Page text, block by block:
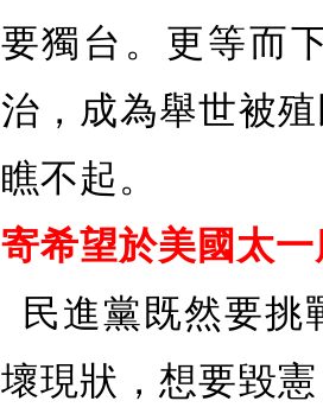
要獨台。更等而
治，成為舉世被
瞧不起。
寄希望於美國太
民進黨既然要挑
壞現狀，想要毀